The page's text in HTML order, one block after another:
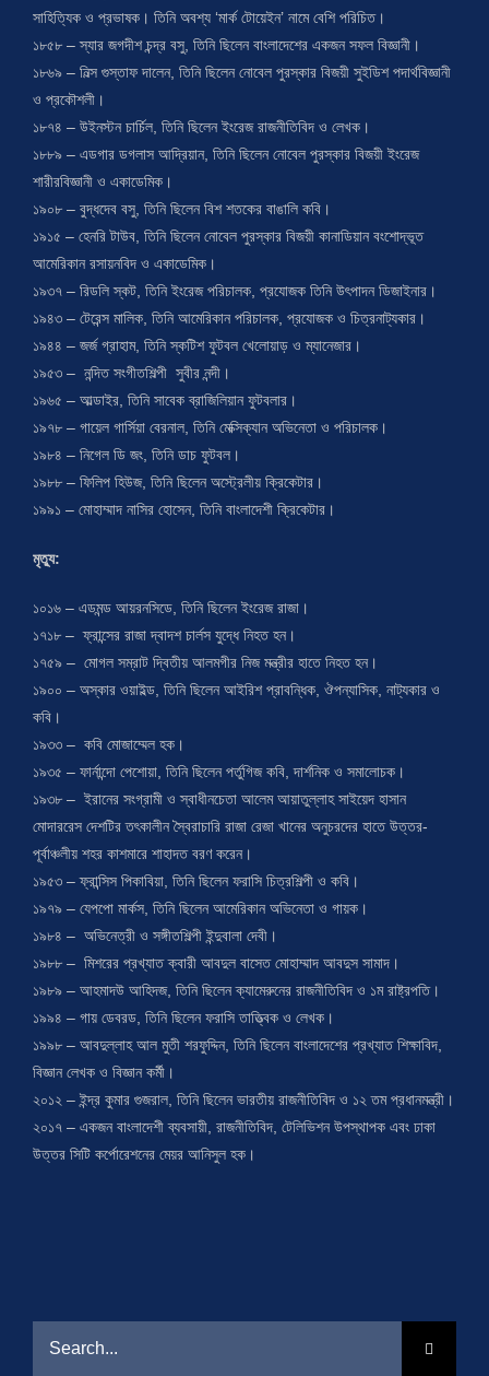
সাহিত্যিক ও প্রভাষক। তিনি অবশ্য ‘মার্ক টোয়েইন’ নামে বেশি পরিচিত।
১৮৫৮ – স্যার জগদীশ চন্দ্র বসু, তিনি ছিলেন বাংলাদেশের একজন সফল বিজ্ঞানী।
১৮৬৯ – নিল্স গুস্তাফ দালেন, তিনি ছিলেন নোবেল পুরস্কার বিজয়ী সুইডিশ পদার্থবিজ্ঞানী
ও প্রকৌশলী।
১৮৭৪ – উইনস্টন চার্চিল, তিনি ছিলেন ইংরেজ রাজনীতিবিদ ও লেখক।
১৮৮৯ – এডগার ডগলাস আদ্রিয়ান, তিনি ছিলেন নোবেল পুরস্কার বিজয়ী ইংরেজ
শারীরবিজ্ঞানী ও একাডেমিক।
১৯০৮ – বুদ্ধদেব বসু, তিনি ছিলেন বিশ শতকের বাঙালি কবি।
১৯১৫ – হেনরি টাউব, তিনি ছিলেন নোবেল পুরস্কার বিজয়ী কানাডিয়ান বংশোদ্ভূত
আমেরিকান রসায়নবিদ ও একাডেমিক।
১৯৩৭ – রিডলি স্কট, তিনি ইংরেজ পরিচালক, প্রযোজক তিনি উৎপাদন ডিজাইনার।
১৯৪৩ – টেরেন্স মালিক, তিনি আমেরিকান পরিচালক, প্রযোজক ও চিত্রনাট্যকার।
১৯৪৪ – জর্জ গ্রাহাম, তিনি স্কটিশ ফুটবল খেলোয়াড় ও ম্যানেজার।
১৯৫৩ – নন্দিত সংগীতশিল্পী সুবীর নন্দী।
১৯৬৫ – আল্ডাইর, তিনি সাবেক ব্রাজিলিয়ান ফুটবলার।
১৯৭৮ – গায়েল গার্সিয়া বেরনাল, তিনি মেক্সিক্যান অভিনেতা ও পরিচালক।
১৯৮৪ – নিগেল ডি জং, তিনি ডাচ ফুটবল।
১৯৮৮ – ফিলিপ হিউজ, তিনি ছিলেন অস্ট্রেলীয় ক্রিকেটার।
১৯৯১ – মোহাম্মাদ নাসির হোসেন, তিনি বাংলাদেশী ক্রিকেটার।
মৃত্যু:
১০১৬ – এডমন্ড আয়রনসিডে, তিনি ছিলেন ইংরেজ রাজা।
১৭১৮ – ফ্রান্সের রাজা দ্বাদশ চার্লস যুদ্ধে নিহত হন।
১৭৫৯ – মোগল সম্রাট দ্বিতীয় আলমগীর নিজ মন্ত্রীর হাতে নিহত হন।
১৯০০ – অস্কার ওয়াইল্ড, তিনি ছিলেন আইরিশ প্রাবন্ধিক, ঔপন্যাসিক, নাট্যকার ও
কবি।
১৯৩৩ – কবি মোজাম্মেল হক।
১৯৩৫ – ফার্নান্দো পেশোয়া, তিনি ছিলেন পর্তুগিজ কবি, দার্শনিক ও সমালোচক।
১৯৩৮ – ইরানের সংগ্রামী ও স্বাধীনচেতা আলেম আয়াতুল্লাহ সাইয়েদ হাসান
মোদাররেস দেশটির তৎকালীন স্বৈরাচারি রাজা রেজা খানের অনুচরদের হাতে উত্তর-
পূর্বাঞ্চলীয় শহর কাশমারে শাহাদত বরণ করেন।
১৯৫৩ – ফ্রান্সিস পিকাবিয়া, তিনি ছিলেন ফরাসি চিত্রশিল্পী ও কবি।
১৯৭৯ – যেপপো মার্কস, তিনি ছিলেন আমেরিকান অভিনেতা ও গায়ক।
১৯৮৪ – অভিনেত্রী ও সঙ্গীতশিল্পী ইন্দুবালা দেবী।
১৯৮৮ – মিশরের প্রখ্যাত ক্বারী আবদুল বাসেত মোহাম্মাদ আবদুস সামাদ।
১৯৮৯ – আহমাদউ আহিদজ, তিনি ছিলেন ক্যামেরুনের রাজনীতিবিদ ও ১ম রাষ্ট্রপতি।
১৯৯৪ – গায় ডেবরড, তিনি ছিলেন ফরাসি তাত্ত্বিক ও লেখক।
১৯৯৮ – আবদুল্লাহ আল মুতী শরফুদ্দিন, তিনি ছিলেন বাংলাদেশের প্রখ্যাত শিক্ষাবিদ,
বিজ্ঞান লেখক ও বিজ্ঞান কর্মী।
২০১২ – ইন্দ্র কুমার গুজরাল, তিনি ছিলেন ভারতীয় রাজনীতিবিদ ও ১২ তম প্রধানমন্ত্রী।
২০১৭ – একজন বাংলাদেশী ব্যবসায়ী, রাজনীতিবিদ, টেলিভিশন উপস্থাপক এবং ঢাকা
উত্তর সিটি কর্পোরেশনের মেয়র আনিসুল হক।